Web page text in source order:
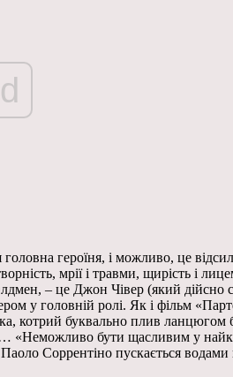
героїня, і можливо, це
мрії і травми, щирість і
– це Джон Чівер (який дійсно
у головній ролі. Як і фільм
котрий буквально плив
бути щасливим у
Соррентіно пускається